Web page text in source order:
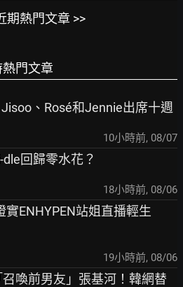
期熱門文章 >>
門文章
、Rosé和Jennie出席十週
10小時前, 08/07
回歸零水花？
18小時前, 08/06
實ENHYPEN站姐直播輕生
19小時前, 08/06
喚前男友」張基河！韓網替